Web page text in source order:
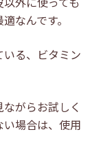
なんです。
る、ビタミン
がらお試しく
場合は、使用